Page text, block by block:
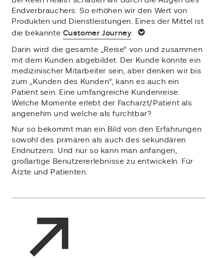
Endverbrauchers. So erhöhen wir den Wert von
Produkten und Dienstleistungen. Eines der Mittel ist
die bekannte Customer Journey
Darin wird die gesamte „Reise“ von und zusammen
mit dem Kunden abgebildet. Der Kunde könnte ein
medizinischer Mitarbeiter sein, aber denken wir bis
zum „Kunden des Kunden“, kann es auch ein
Patient sein. Eine umfangreiche Kundenreise.
Welche Momente erlebt der Facharzt/Patient als
angenehm und welche als furchtbar?
Nur so bekommt man ein Bild von den Erfahrungen
sowohl des primären als auch des sekundären
Endnutzers. Und nur so kann man anfangen,
großartige Benutzererlebnisse zu entwickeln. Für
Ärzte und Patienten.